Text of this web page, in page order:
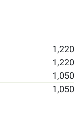
1,220
1,220
1,050
1,050